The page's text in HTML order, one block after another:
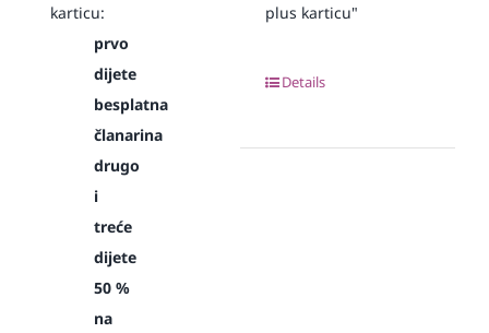
karticu:
prvo
dijete
besplatna
članarina
drugo
i
treće
dijete
50 %
na
plus karticu"
Details